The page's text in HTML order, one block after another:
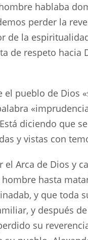
hablaba
perder la
de la
de respeto hacia
pueblo de Dios
diciendo que
y vistas con
Arca de Dios y
hasta
y que toda
y después
su